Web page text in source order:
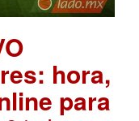
hora,
para